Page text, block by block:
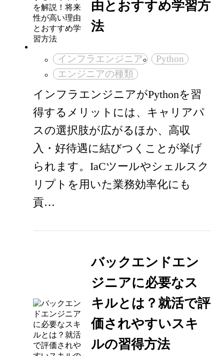
由とおすすめ学習方
法
インフラエンジニア
Python
エンジニアの種類
インフラエンジニアがPythonを習
得するメリットには、キャリアパ
スの選択肢が広がるほか、高収
入・好待遇に結びつくことが挙げ
られます。IaCツールやシェルスク
リプトを用いた業務効率化にも
貢…
バックエンドエン
ジニアに必要なス
キルとは？就活で評
価されやすいスキ
ルの習得方法